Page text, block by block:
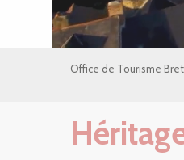
Office de Tourisme